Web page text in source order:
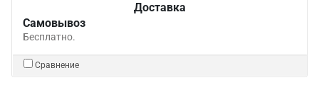
Доставка
Самовывоз
Бесплатно.
Сравнение